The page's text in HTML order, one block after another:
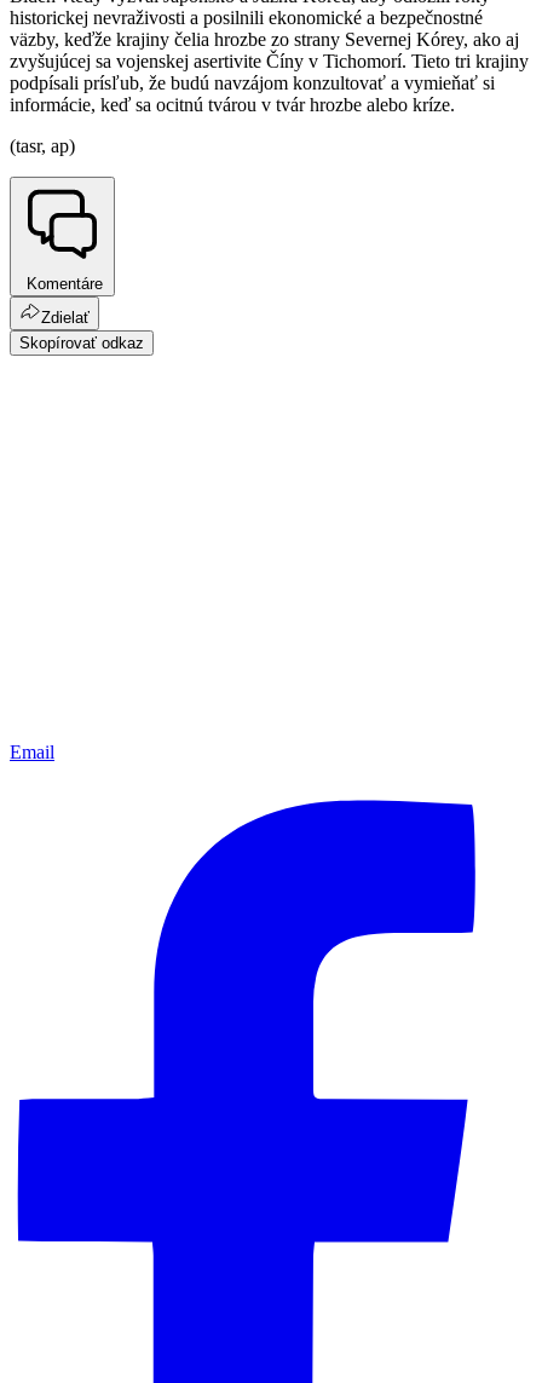
historickej nevraživosti a posilnili ekonomické a bezpečnostné
väzby, keďže krajiny čelia hrozbe zo strany Severnej Kórey, ako aj
zvyšujúcej sa vojenskej asertivite Číny v Tichomorí. Tieto tri krajiny
podpísali prísľub, že budú navzájom konzultovať a vymieňať si
informácie, keď sa ocitnú tvárou v tvár hrozbe alebo kríze.
(tasr, ap)
Komentáre
Zdielať
Skopírovať odkaz
Email